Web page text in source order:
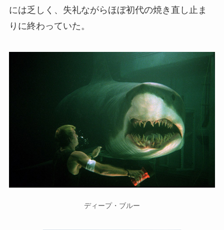
には乏しく、失礼ながらほぼ初代の焼き直し止ま
りに終わっていた。
ディープ・ブルー